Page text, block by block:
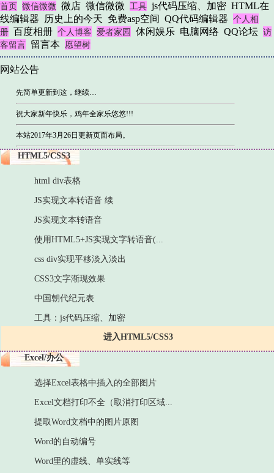
首页 微信微微 微店 微信微微 工具 js代码压缩、加密 HTML在
线编辑器
历史上的今天 免费asp空间 QQ代码编辑器 个人相
册 百度相册 个人博客 爱者家园 休闲娱乐 电脑网络 QQ论坛 访
客留言 留言本 愿望树
网站公告
先简单更新到这，继续…
祝大家新年快乐，鸡年全家乐悠悠!!!
本站2017年3月26日更新页面布局。
HTML5/CSS3
进入HTML5/CSS3
html div表格
JS实现文本转语音 续
JS实现文本转语音
使用HTML5+JS实现文字转语音(...
css div实现平移淡入淡出
CSS3文字渐现效果
中国朝代纪元表
工具：js代码压缩、加密
Excel/办公
选择Excel表格中插入的全部图片
Excel文档打印不全（取消打印区域...
提取Word文档中的图片原图
Word的自动编号
Word里的虚线、单实线等